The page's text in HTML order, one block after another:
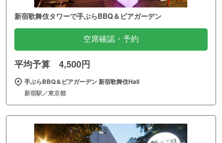
新宿歌舞伎タワーで手ぶらBBQ＆ビアガーデン
空席確認・予約
平均予算 4,500円
手ぶらBBQ＆ビアガーデン 新宿歌舞伎Hall
新宿駅／東京都